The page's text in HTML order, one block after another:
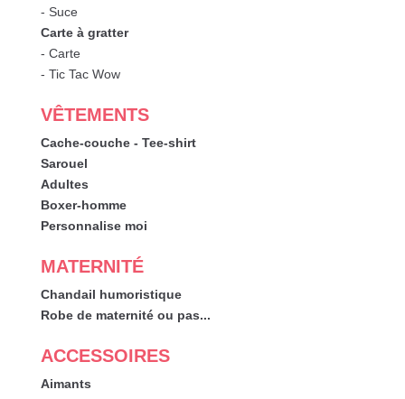
- Suce
Carte à gratter
- Carte
- Tic Tac Wow
VÊTEMENTS
Cache-couche - Tee-shirt
Sarouel
Adultes
Boxer-homme
Personnalise moi
MATERNITÉ
Chandail humoristique
Robe de maternité ou pas...
ACCESSOIRES
Aimants